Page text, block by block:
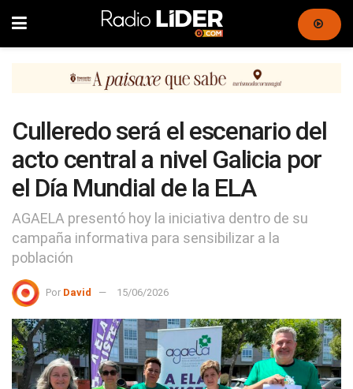
Culleredo será el escenario del
acto central a nivel Galicia por
el Día Mundial de la ELA
AGAELA presentó hoy la iniciativa dentro de su
campaña informativa para sensibilizar a la
población
Por David 15/06/2026